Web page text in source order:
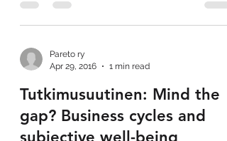
Pareto ry
Apr 29, 2016
1 min read
Tutkimusuutinen: Mind the
gap? Business cycles and
subjective well-being